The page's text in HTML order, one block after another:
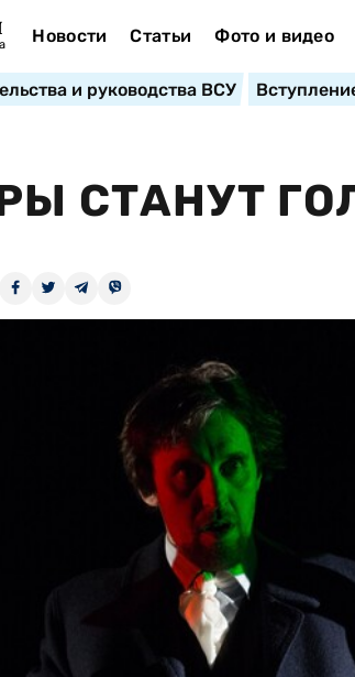
Новости Статьи Фото и видео
и руководства ВСУ
СТАНУТ